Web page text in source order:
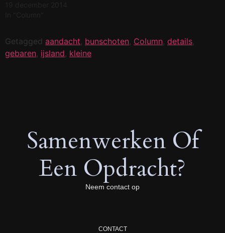
Getagged aandacht, bunschoten, Column, details,
gebaren, ijsland, kleine
Samenwerken Of
Een Opdracht?
Neem contact op
CONTACT